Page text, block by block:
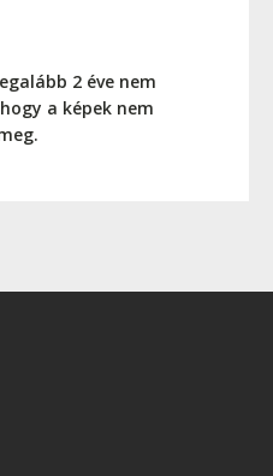
2 éve nem
a képek nem